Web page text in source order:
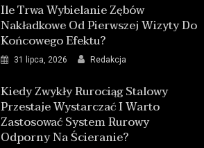
Ile Trwa Wybielanie Zębów
Nakładkowe Od Pierwszej Wizyty Do
Końcowego Efektu?
31 lipca, 2026 Redakcja
Kiedy Zwykły Rurociąg Stalowy
Przestaje Wystarczać I Warto
Zastosować System Rurowy
Odporny Na Ścieranie?